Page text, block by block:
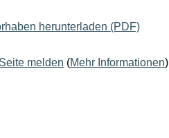
herunterladen (PDF)
melden (Mehr Informationen)